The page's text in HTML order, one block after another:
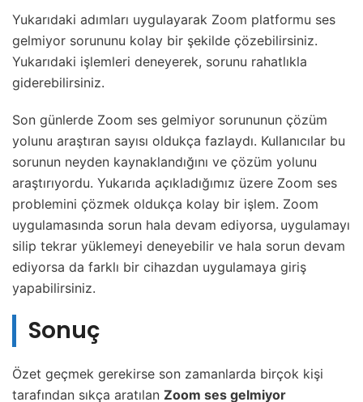
Yukarıdaki adımları uygulayarak Zoom platformu ses
gelmiyor sorununu kolay bir şekilde çözebilirsiniz.
Yukarıdaki işlemleri deneyerek, sorunu rahatlıkla
giderebilirsiniz.
Son günlerde Zoom ses gelmiyor sorununun çözüm
yolunu araştıran sayısı oldukça fazlaydı. Kullanıcılar bu
sorunun neyden kaynaklandığını ve çözüm yolunu
araştırıyordu. Yukarıda açıkladığımız üzere Zoom ses
problemini çözmek oldukça kolay bir işlem. Zoom
uygulamasında sorun hala devam ediyorsa, uygulamayı
silip tekrar yüklemeyi deneyebilir ve hala sorun devam
ediyorsa da farklı bir cihazdan uygulamaya giriş
yapabilirsiniz.
Sonuç
Özet geçmek gerekirse son zamanlarda birçok kişi
tarafından sıkça aratılan Zoom ses gelmiyor